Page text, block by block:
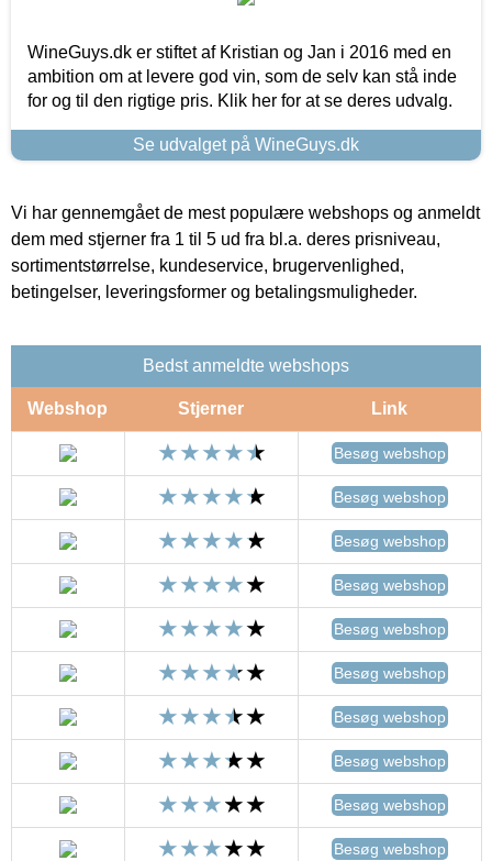
WineGuys.dk er stiftet af Kristian og Jan i 2016 med en
ambition om at levere god vin, som de selv kan stå inde
for og til den rigtige pris. Klik her for at se deres udvalg.
Se udvalget på WineGuys.dk
Vi har gennemgået de mest populære webshops og anmeldt
dem med stjerner fra 1 til 5 ud fra bl.a. deres prisniveau,
sortimentstørrelse, kundeservice, brugervenlighed,
betingelser, leveringsformer og betalingsmuligheder.
Bedst anmeldte webshops
Webshop Stjerner Link
Besøg webshop
Besøg webshop
Besøg webshop
Besøg webshop
Besøg webshop
Besøg webshop
Besøg webshop
Besøg webshop
Besøg webshop
Besøg webshop